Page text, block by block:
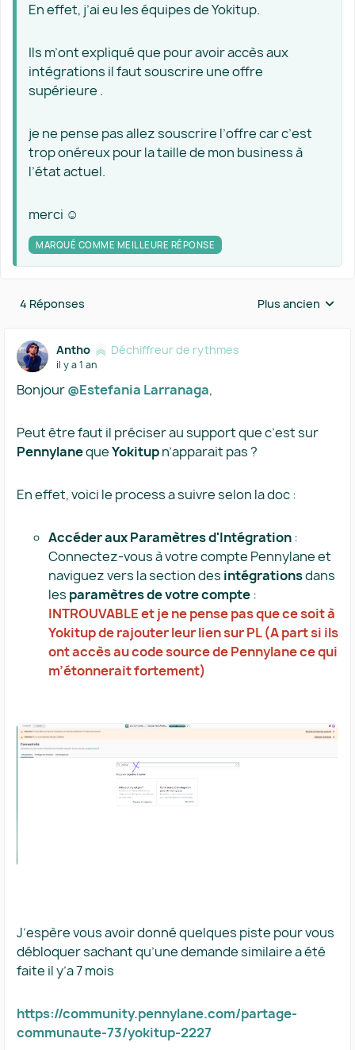
En effet, j’ai eu les équipes de Yokitup.
Ils m’ont expliqué que pour avoir accès aux
intégrations il faut souscrire une offre
supérieure .
je ne pense pas allez souscrire l’offre car c’est
trop onéreux pour la taille de mon business à
l’état actuel.
merci ☺️
MARQUÉ COMME MEILLEURE RÉPONSE
4 Réponses Réponses triées
Plus ancien
Antho Déchiffreur de rythmes
il y a 1 an
Bonjour@Estefania Larranaga,
Peut être faut il préciser au support que c’est sur
PennylanequeYokitupn’apparait pas ?
En effet, voici le process a suivre selon la doc :
Accéder aux Paramètres d'Intégration:
Connectez-vous à votre compte Pennylane et
naviguez vers la section des intégrationsdans
les paramètres de votre compte:
INTROUVABLE et je ne pense pas que ce soit à
Yokitup de rajouter leur lien sur PL (A part si ils
ont accès au code source de Pennylane ce qui
m’étonnerait fortement)
J’espère vous avoir donné quelques piste pour vous
débloquer sachant qu’une demande similaire a été
faite il y’a 7 mois
https://community.pennylane.com/partage-
communaute-73/yokitup-2227